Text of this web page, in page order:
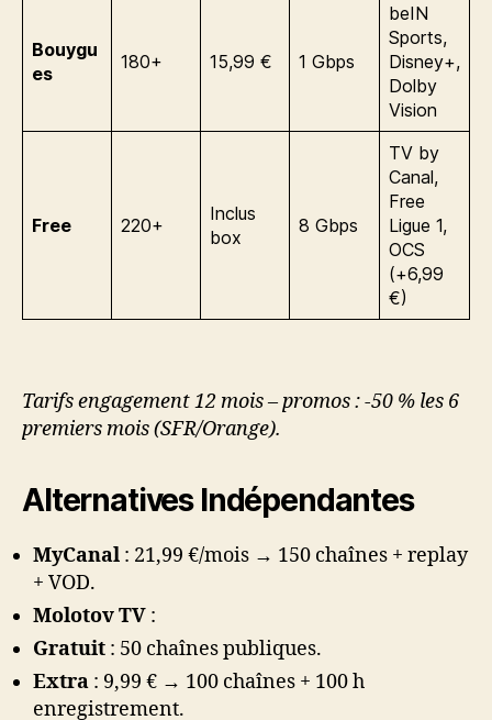
Bouygu
es
180+ 15,99 € 1 Gbps
beIN
Sports,
Disney+,
Dolby
Vision
Free 220+
Inclus
box
8 Gbps
TV by
Canal,
Free
Ligue 1,
OCS
(+6,99
€)
Tarifs engagement 12 mois – promos : -50 % les 6
premiers mois (SFR/Orange).
Alternatives Indépendantes
MyCanal : 21,99 €/mois → 150 chaînes + replay
+ VOD.
Molotov TV :
Gratuit : 50 chaînes publiques.
Extra : 9,99 € → 100 chaînes + 100 h
enregistrement.